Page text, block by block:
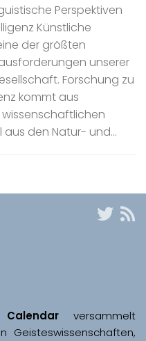
Perspektiven
Künstliche
der größten
unserer
Forschung zu
kommt aus
aus den Natur- und...
Calendar versammelt
Geisteswissenschaften,